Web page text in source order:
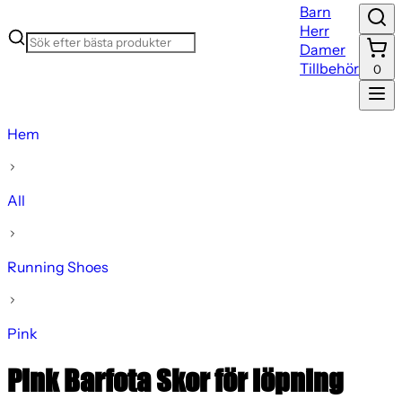
Barn
Herr
Damer
Tillbehör
0
Hem
All
Running Shoes
Pink
Pink Barfota Skor för löpning